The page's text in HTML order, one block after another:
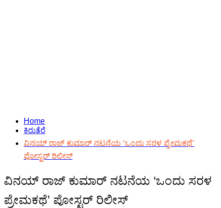
Home
ಕಿರುತೆರೆ
ವಿನಯ್ ರಾಜ್ ಕುಮಾರ್ ನಟನೆಯ ‘ಒಂದು ಸರಳ ಪ್ರೇಮಕಥೆ’
ಪೋಸ್ಟರ್ ರಿಲೀಸ್
ವಿನಯ್ ರಾಜ್ ಕುಮಾರ್ ನಟನೆಯ ‘ಒಂದು ಸರಳ
ಪ್ರೇಮಕಥೆ’ ಪೋಸ್ಟರ್ ರಿಲೀಸ್